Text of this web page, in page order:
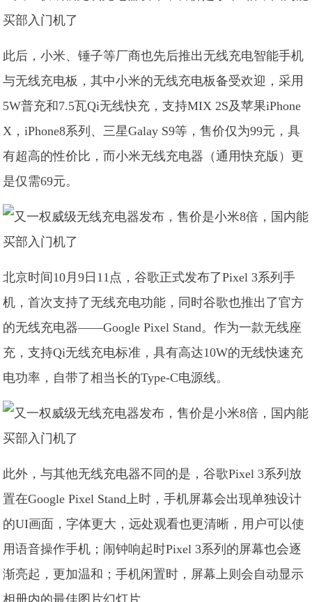
此后，小米、锤子等厂商也先后推出无线充电智能手机
与无线充电板，其中小米的无线充电板备受欢迎，采用
5W普充和7.5瓦Qi无线快充，支持MIX 2S及苹果iPhone
X，iPhone8系列、三星Galay S9等，售价仅为99元，具
有超高的性价比，而小米无线充电器（通用快充版）更
是仅需69元。
北京时间10月9日11点，谷歌正式发布了Pixel 3系列手
机，首次支持了无线充电功能，同时谷歌也推出了官方
的无线充电器——Google Pixel Stand。作为一款无线座
充，支持Qi无线充电标准，具有高达10W的无线快速充
电功率，自带了相当长的Type-C电源线。
此外，与其他无线充电器不同的是，谷歌Pixel 3系列放
置在Google Pixel Stand上时，手机屏幕会出现单独设计
的UI画面，字体更大，远处观看也更清晰，用户可以使
用语音操作手机；闹钟响起时Pixel 3系列的屏幕也会逐
渐亮起，更加温和；手机闲置时，屏幕上则会自动显示
相册内的最佳图片幻灯片。